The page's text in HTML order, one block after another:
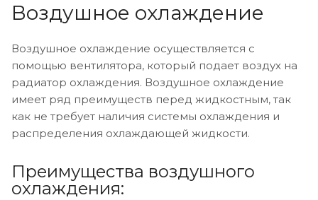
Воздушное охлаждение
Воздушное охлаждение осуществляется с
помощью вентилятора, который подает воздух на
радиатор охлаждения. Воздушное охлаждение
имеет ряд преимуществ перед жидкостным, так
как не требует наличия системы охлаждения и
распределения охлаждающей жидкости.
Преимущества воздушного
охлаждения: